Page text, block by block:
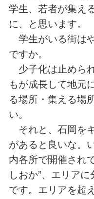
学生、若者が集え
に、と思います。
学生がいる街は
ですか。
少子化は止めら
もが成長して地元
る場所・集える場
い。
それと、石岡を
があると良いな。
内各所で開催され
しおか”、エリア
です。エリアを超